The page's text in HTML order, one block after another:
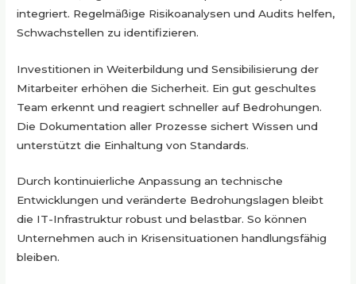
integriert. Regelmäßige Risikoanalysen und Audits helfen,
Schwachstellen zu identifizieren.
Investitionen in Weiterbildung und Sensibilisierung der
Mitarbeiter erhöhen die Sicherheit. Ein gut geschultes
Team erkennt und reagiert schneller auf Bedrohungen.
Die Dokumentation aller Prozesse sichert Wissen und
unterstützt die Einhaltung von Standards.
Durch kontinuierliche Anpassung an technische
Entwicklungen und veränderte Bedrohungslagen bleibt
die IT-Infrastruktur robust und belastbar. So können
Unternehmen auch in Krisensituationen handlungsfähig
bleiben.